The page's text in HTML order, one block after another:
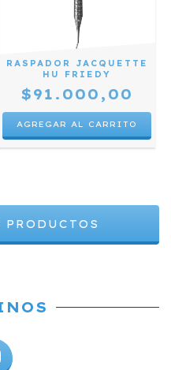
RASPADOR JACQUETTE
HU FRIEDY
$91.000,00